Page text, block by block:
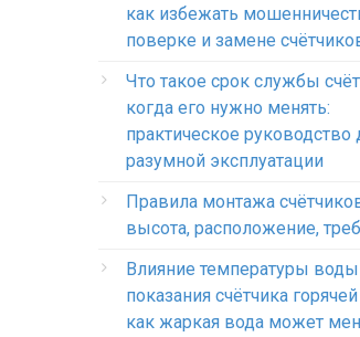
как избежать
поверке и замене
Что такое срок службы
когда его нужно менять:
практическое руководство
разумной эксплуатации
Правила монтажа
высота, расположение,
Влияние температуры
показания счётчика
как жаркая вода может